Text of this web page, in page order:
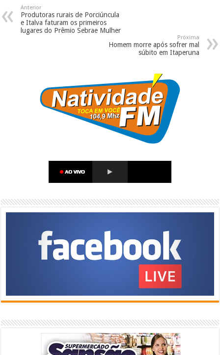
Anterior
Produtoras rurais de Porciúncula
e Italva faturam os primeiros
lugares do Prêmio Sebrae Mulher
Próxima
Homem morre após sofrer mal
súbito em Itaperuna